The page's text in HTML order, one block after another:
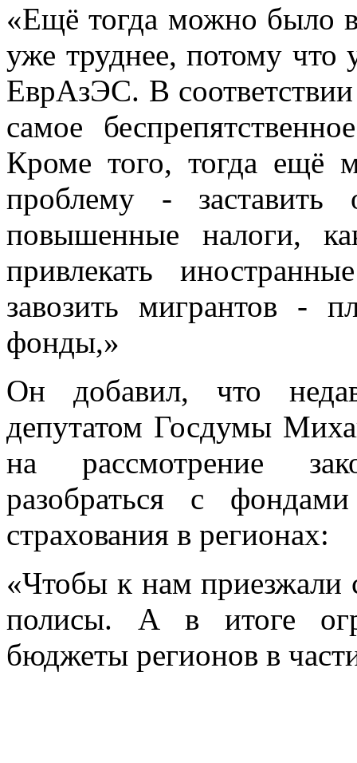
«Ещё тогда можно было
уже труднее, потому что
ЕврАзЭС. В
самое
Кроме того, тогда ещё
проблему - заставить
повышенные налоги,
привлекать
завозить мигрантов -
фонды,»
Он добавил, что
депутатом Госдумы
на рассмотрение
разобраться с фондами
страхования в регионах:
«Чтобы к нам приезжали
полисы. А в итоге
бюджеты регионов в